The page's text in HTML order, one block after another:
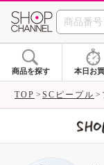
商品を探す 本日お
TOP SCピープル